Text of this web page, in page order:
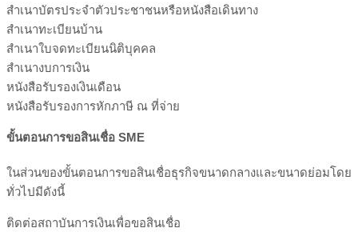
สำเนาบัตรประจำตัวประชาชนหรือหนังสือเดินทาง
สำเนาทะเบียนบ้าน
สำเนาใบจดทะเบียนนิติบุคคล
สำเนางบการเงิน
หนังสือรับรองเงินเดือน
หนังสือรับรองการหักภาษี ณ ที่จ่าย
ขั้นตอนการขอสินเชื่อ SME
ในส่วนของขั้นตอนการขอสินเชื่อธุรกิจขนาดกลางและขนาดย่อมโดย
ทั่วไปมีดังนี้
ติดต่อสถาบันการเงินเพื่อขอสินเชื่อ